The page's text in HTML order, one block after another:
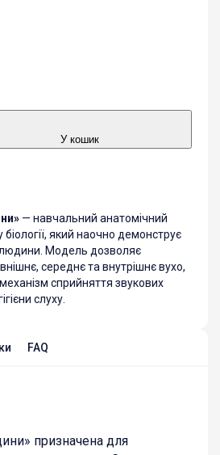
У кошик
— навчальний анатомічний
біології, який наочно демонструє
Модель дозволяє
середнє та внутрішнє вухо,
сприйняття звукових
слуху.
FAQ
призначена для